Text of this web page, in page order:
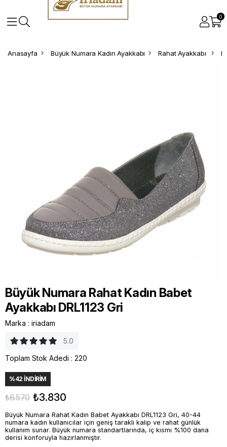
0
Anasayfa Büyük Numara Kadın Ayakkabı Rahat Ayakkabı
Büyük Numara Rahat Kadın Babet
Ayakkabı DRL1123 Gri
Marka : iriadam
5.0
Toplam Stok Adedi : 220
%42 İNDIRIM
₺6.570 ₺3.830
Büyük Numara Rahat Kadın Babet Ayakkabı DRL1123 Gri, 40-44
numara kadın kullanıcılar için geniş taraklı kalıp ve rahat günlük
kullanım sunar. Büyük numara standartlarında, iç kısmı %100 dana
derisi konforuyla hazırlanmıştır.